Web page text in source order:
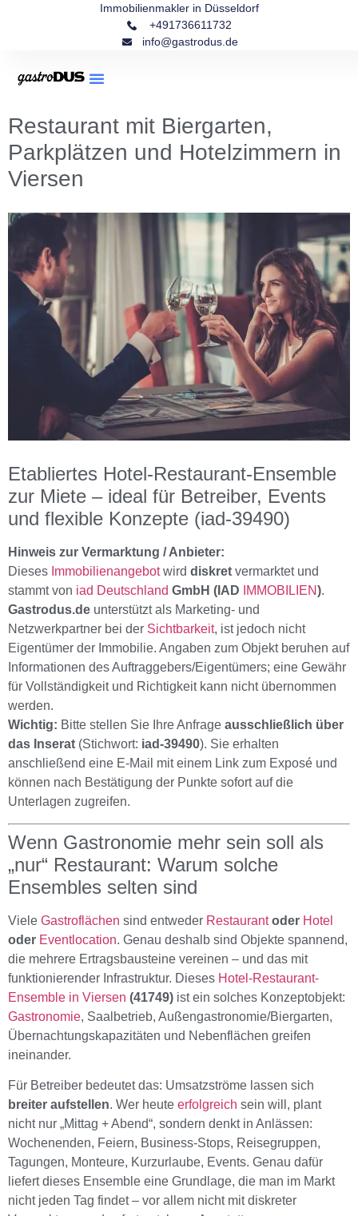
Immobilienmakler in Düsseldorf
info@gastrodus.de
+491736611732
Restaurant mit Biergarten,
Parkplätzen und Hotelzimmern in
Viersen
Etabliertes Hotel-Restaurant-Ensemble
zur Miete – ideal für Betreiber, Events
und flexible Konzepte (iad-39490)
Hinweis zur Vermarktung / Anbieter:
Dieses Immobilienangebotwird diskret vermarktet und
stammt von iad Deutschland GmbH (IAD IMMOBILIEN).
Gastrodus.de unterstützt als Marketing- und
Netzwerkpartner bei der Sichtbarkeit, ist jedoch nicht
Eigentümer der Immobilie. Angaben zum Objekt beruhen auf
Informationen des Auftraggebers/Eigentümers; eine Gewähr
für Vollständigkeit und Richtigkeit kann nicht übernommen
werden.
Wichtig: Bitte stellen Sie Ihre Anfrage ausschließlich über
das Inserat (Stichwort: iad-39490). Sie erhalten
anschließend eine E-Mail mit einem Link zum Exposé und
können nach Bestätigung der Punkte sofort auf die
Unterlagen zugreifen.
Wenn Gastronomie mehr sein soll als
„nur“ Restaurant: Warum solche
Ensembles selten sind
Viele Gastroflächen sind entweder Restaurant oder Hotel
oder Eventlocation. Genau deshalb sind Objekte spannend,
die mehrere Ertragsbausteine vereinen – und das mit
funktionierender Infrastruktur. Dieses Hotel-Restaurant-
Ensemble in Viersen (41749) ist ein solches Konzeptobjekt:
Gastronomie, Saalbetrieb, Außengastronomie/Biergarten,
Übernachtungskapazitäten und Nebenflächen greifen
ineinander.
Für Betreiber bedeutet das: Umsatzströme lassen sich
breiter aufstellen. Wer heute erfolgreich sein will, plant
nicht nur „Mittag + Abend“, sondern denkt in Anlässen:
Wochenenden, Feiern, Business-Stops, Reisegruppen,
Tagungen, Monteure, Kurzurlaube, Events. Genau dafür
liefert dieses Ensemble eine Grundlage, die man im Markt
nicht jeden Tag findet – vor allem nicht mit diskreter